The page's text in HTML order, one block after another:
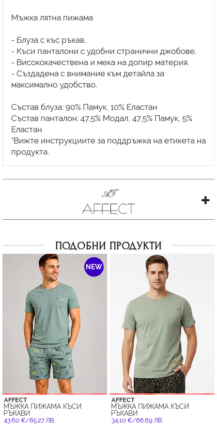
Мъжка лятна пижама
- Блуза с къс ръкав.
- Къси панталони с удобни странични джобове.
- Висококачествена и мека на допир материя.
- Създадена с внимание към детайла за
максимално удобство.
Състав блуза: 90% Памук, 10% Еластан
Състав панталон: 47,5% Модал, 47,5% Памук, 5%
Еластан
*Вижте инструкциите за поддръжка на етикета на
ПОДОБНИ ПРОДУКТИ
NEW
AFFECT
МЪЖКА ПИЖАМА КЪСИ
РЪКАВИ
43.60 €/85.27 ЛВ.
AFFECT
МЪЖКА ПИЖАМА КЪСИ
РЪКАВИ
34.10 €/66.69 ЛВ.